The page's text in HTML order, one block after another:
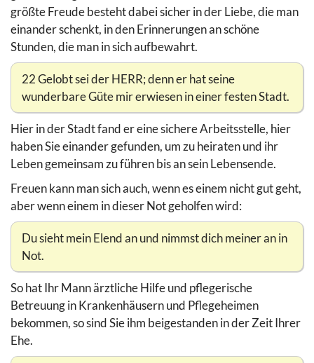
größte Freude besteht dabei sicher in der Liebe, die man
einander schenkt, in den Erinnerungen an schöne
Stunden, die man in sich aufbewahrt.
22 Gelobt sei der HERR; denn er hat seine
wunderbare Güte mir erwiesen in einer festen Stadt.
Hier in der Stadt fand er eine sichere Arbeitsstelle, hier
haben Sie einander gefunden, um zu heiraten und ihr
Leben gemeinsam zu führen bis an sein Lebensende.
Freuen kann man sich auch, wenn es einem nicht gut geht,
aber wenn einem in dieser Not geholfen wird:
Du sieht mein Elend an und nimmst dich meiner an in
Not.
So hat Ihr Mann ärztliche Hilfe und pflegerische
Betreuung in Krankenhäusern und Pflegeheimen
bekommen, so sind Sie ihm beigestanden in der Zeit Ihrer
Ehe.